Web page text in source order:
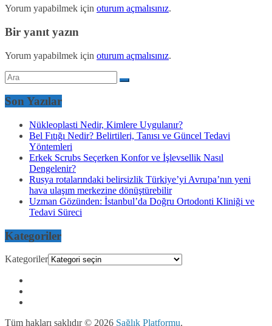
Yorum yapabilmek için oturum açmalısınız.
Bir yanıt yazın
Yorum yapabilmek için oturum açmalısınız.
Son Yazılar
Nükleoplasti Nedir, Kimlere Uygulanır?
Bel Fıtığı Nedir? Belirtileri, Tanısı ve Güncel Tedavi
Yöntemleri
Erkek Scrubs Seçerken Konfor ve İşlevsellik Nasıl
Dengelenir?
Rusya rotalarındaki belirsizlik Türkiye’yi Avrupa’nın yeni
hava ulaşım merkezine dönüştürebilir
Uzman Gözünden: İstanbul’da Doğru Ortodonti Kliniği ve
Tedavi Süreci
Kategoriler
Kategoriler
Tüm hakları saklıdır © 2026 Sağlık Platformu.